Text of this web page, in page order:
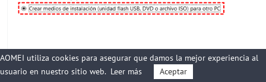
AOMEI utiliza cookies para asegurar que damos la mejor experiencia al
usuario en nuestro sitio web. Leer más Aceptar